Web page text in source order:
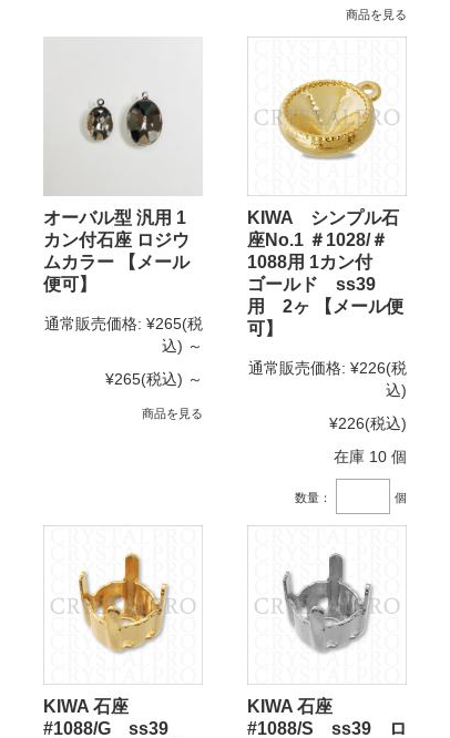
商品を見る
オーバル型 汎用 1
カン付石座 ロジウ
ムカラー 【メール
便可】
通常販売価格: ¥265(税
込) ～
¥265(税込) ～
商品を見る
KIWA シンプル石
座No.1 ＃1028/＃
1088用 1カン付
ゴールド ss39
用 2ヶ 【メール便
可】
通常販売価格: ¥226(税
込)
¥226(税込)
在庫 10 個
数量： 個
KIWA 石座
#1088/G ss39
KIWA 石座
#1088/S ss39 ロ